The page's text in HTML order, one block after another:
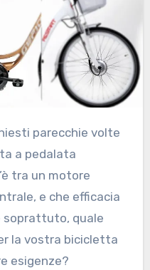
parecchie volte
a pedalata
tra un motore
e che efficacia
soprattuto, quale
la vostra bicicletta
esigenze?